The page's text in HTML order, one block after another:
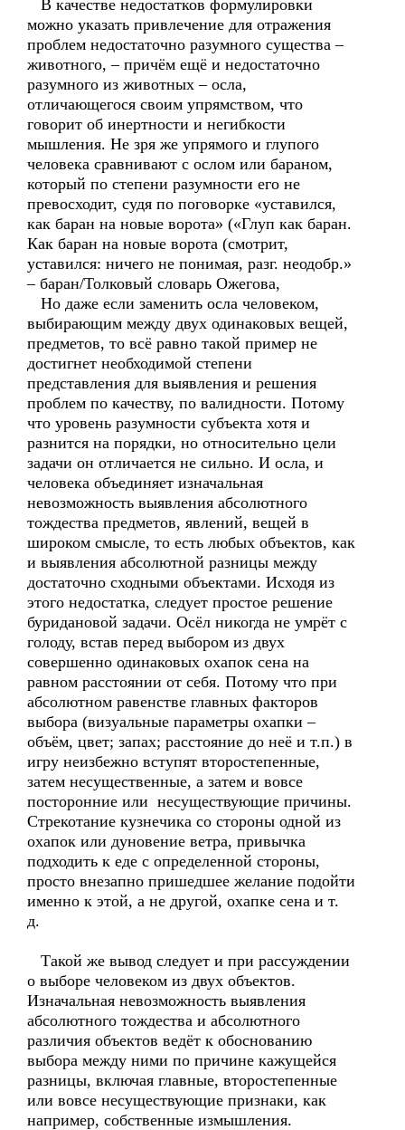
В качестве недостатков формулировки
можно указать привлечение для отражения
проблем недостаточно разумного существа –
животного, – причём ещё и недостаточно
разумного из животных – осла,
отличающегося своим упрямством, что
говорит об инертности и негибкости
мышления. Не зря же упрямого и глупого
человека сравнивают с ослом или бараном,
который по степени разумности его не
превосходит, судя по поговорке «уставился,
как баран на новые ворота» («Глуп как баран.
Как баран на новые ворота (смотрит,
уставился: ничего не понимая, разг. неодобр.»
– баран/Толковый словарь Ожегова,
Но даже если заменить осла человеком,
выбирающим между двух одинаковых вещей,
предметов, то всё равно такой пример не
достигнет необходимой степени
представления для выявления и решения
проблем по качеству, по валидности. Потому
что уровень разумности субъекта хотя и
разнится на порядки, но относительно цели
задачи он отличается не сильно. И осла, и
человека объединяет изначальная
невозможность выявления абсолютного
тождества предметов, явлений, вещей в
широком смысле, то есть любых объектов, как
и выявления абсолютной разницы между
достаточно сходными объектами. Исходя из
этого недостатка, следует простое решение
буридановой задачи. Осёл никогда не умрёт с
голоду, встав перед выбором из двух
совершенно одинаковых охапок сена на
равном расстоянии от себя. Потому что при
абсолютном равенстве главных факторов
выбора (визуальные параметры охапки –
объём, цвет; запах; расстояние до неё и т.п.) в
игру неизбежно вступят второстепенные,
затем несущественные, а затем и вовсе
посторонние или несуществующие причины.
Стрекотание кузнечика со стороны одной из
охапок или дуновение ветра, привычка
подходить к еде с определенной стороны,
просто внезапно пришедшее желание подойти
именно к этой, а не другой, охапке сена и т.
д.
Такой же вывод следует и при рассуждении
о выборе человеком из двух объектов.
Изначальная невозможность выявления
абсолютного тождества и абсолютного
различия объектов ведёт к обоснованию
выбора между ними по причине кажущейся
разницы, включая главные, второстепенные
или вовсе несуществующие признаки, как
например, собственные измышления.